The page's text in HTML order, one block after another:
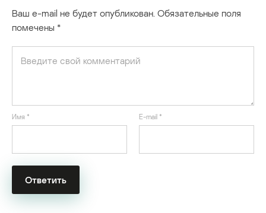
Ваш e-mail не будет опубликован. Обязательные поля
помечены *
Имя * E-mail *